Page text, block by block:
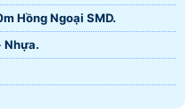
Hồng Ngoại SMD.
Nhựa.